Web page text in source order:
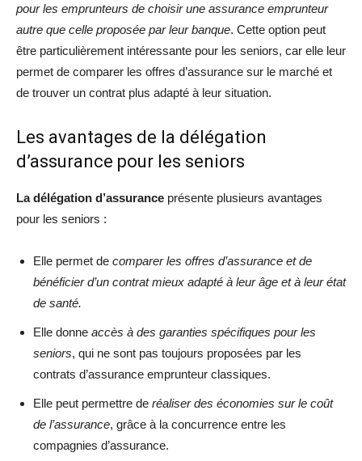
pour les emprunteurs de choisir une assurance emprunteur
autre que celle proposée par leur banque. Cette option peut
être particulièrement intéressante pour les seniors, car elle leur
permet de comparer les offres d’assurance sur le marché et
de trouver un contrat plus adapté à leur situation.
Les avantages de la délégation
d’assurance pour les seniors
La délégation d’assurance présente plusieurs avantages
pour les seniors :
Elle permet de comparer les offres d’assurance et de
bénéficier d’un contrat mieux adapté à leur âge et à leur état
de santé.
Elle donne accès à des garanties spécifiques pour les
seniors, qui ne sont pas toujours proposées par les
contrats d’assurance emprunteur classiques.
Elle peut permettre de réaliser des économies sur le coût
de l’assurance, grâce à la concurrence entre les
compagnies d’assurance.